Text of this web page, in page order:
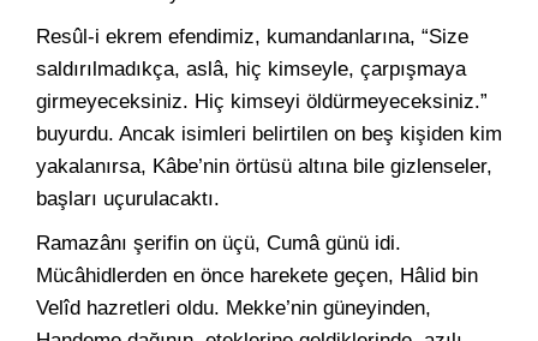
Resûl-i ekrem efendimiz, kumandanlarına, “Size
saldırılmadıkça, aslâ, hiç kimseyle, çarpışmaya
girmeyeceksiniz. Hiç kimseyi öldürmeyeceksiniz.”
buyurdu. Ancak isimleri belirtilen on beş kişiden kim
yakalanırsa, Kâbe’nin örtüsü altına bile gizlenseler,
başları uçurulacaktı.
Ramazânı şerifin on üçü, Cumâ günü idi.
Mücâhidlerden en önce harekete geçen, Hâlid bin
Velîd hazretleri oldu. Mekke’nin güneyinden,